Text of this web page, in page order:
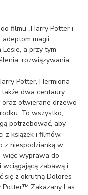
filmu „Harry Potter i
magii
a przy tym
rozwiązywania
Potter, Hermiona
dwa centaury,
otwierane drzewo
To wszystko,
potrzebować, aby
z książek i filmów.
niespodzianką w
więc wyprawa do
zabawą i
się z okrutną Dolores
Zakazany Las: